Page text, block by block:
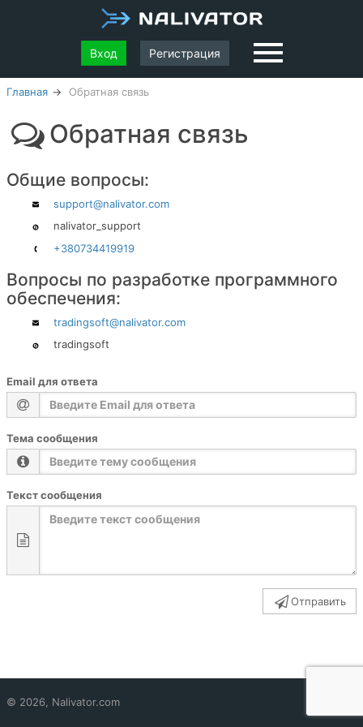
Вход Регистрация
Главная Обратная связь
Обратная связь
Общие вопросы:
support@nalivator.com
nalivator_support
+380734419919
Вопросы по разработке программного
обеспечения:
tradingsoft@nalivator.com
tradingsoft
Email для ответа
Тема сообщения
Текст сообщения
Отправить
© 2026, Nalivator.com